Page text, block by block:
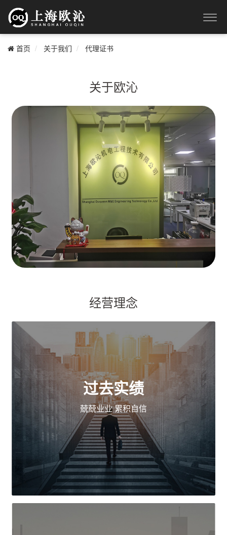
首页 关于我们 代理证书
关于欧沁
经营理念
过去实绩
兢兢业业 累积自信